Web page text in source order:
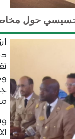
حول مخاطر